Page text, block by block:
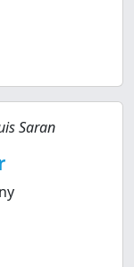
Saran